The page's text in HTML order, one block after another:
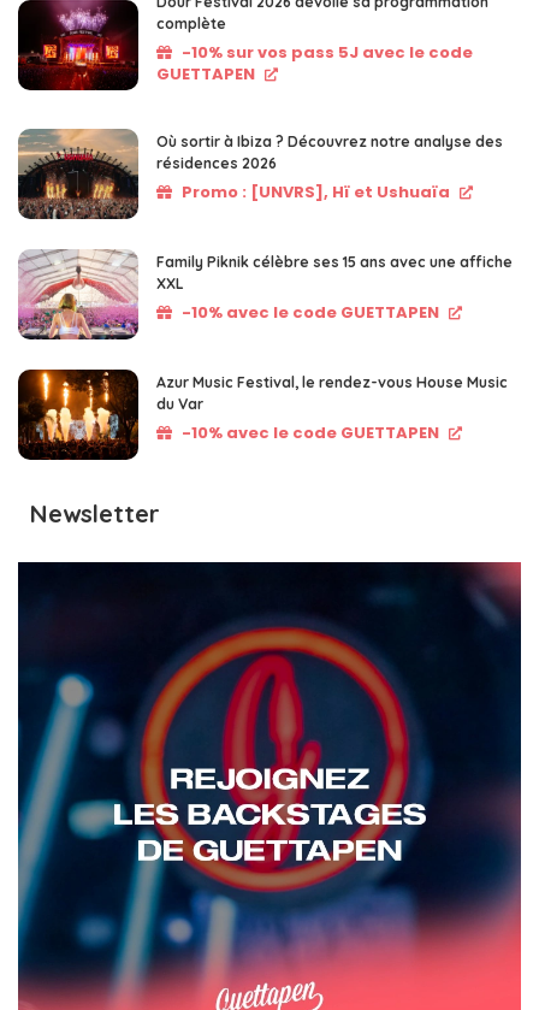
complète
-10% sur vos pass 5J avec le code
GUETTAPEN
Où sortir à Ibiza ? Découvrez notre analyse des
résidences 2026
Promo : [UNVRS], Hï et Ushuaïa
Family Piknik célèbre ses 15 ans avec une affiche
XXL
-10% avec le code GUETTAPEN
Azur Music Festival, le rendez-vous House Music
du Var
-10% avec le code GUETTAPEN
Newsletter